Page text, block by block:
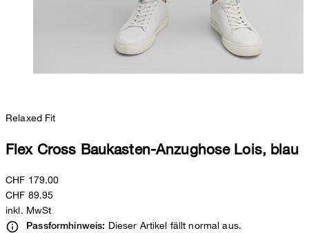
Relaxed Fit
Flex Cross Baukasten-Anzughose Lois, blau
CHF 179.00
CHF 89.95
inkl. MwSt
Passformhinweis: Dieser Artikel fällt normal aus.